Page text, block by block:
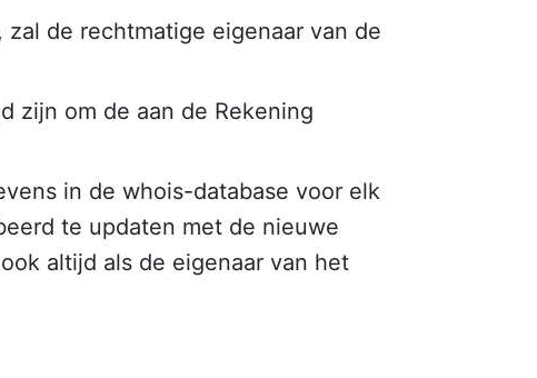
de rechtmatige eigenaar van de
zijn om de aan de Rekening
in de whois-database voor elk
te updaten met de nieuwe
altijd als de eigenaar van het